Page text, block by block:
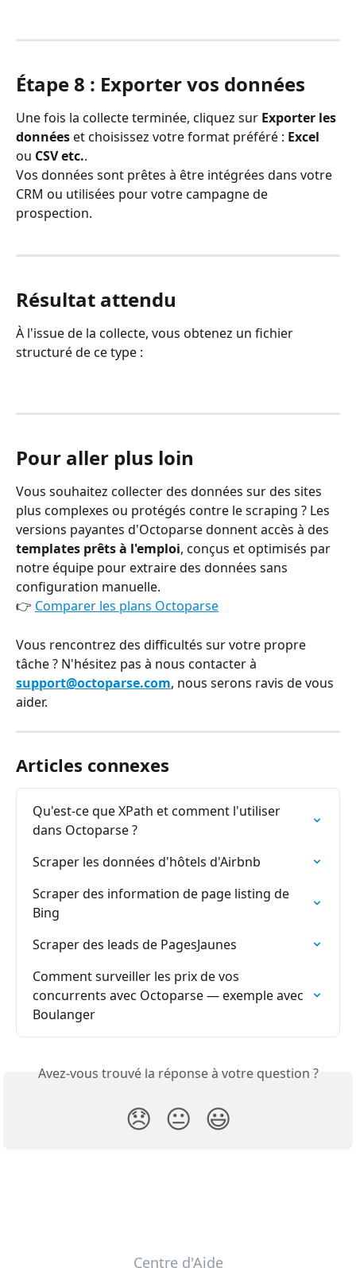
Étape 8 : Exporter vos données
Une fois la collecte terminée, cliquez sur Exporter les
données et choisissez votre format préféré : Excel
ou CSV etc..
Vos données sont prêtes à être intégrées dans votre
CRM ou utilisées pour votre campagne de
prospection.
Résultat attendu
À l'issue de la collecte, vous obtenez un fichier
structuré de ce type :
Pour aller plus loin
Vous souhaitez collecter des données sur des sites
plus complexes ou protégés contre le scraping ? Les
versions payantes d'Octoparse donnent accès à des
templates prêts à l'emploi, conçus et optimisés par
notre équipe pour extraire des données sans
configuration manuelle.
👉 Comparer les plans Octoparse
Vous rencontrez des difficultés sur votre propre
tâche ? N'hésitez pas à nous contacter à
support@octoparse.com, nous serons ravis de vous
aider.
Articles connexes
Qu'est-ce que XPath et comment l'utiliser
dans Octoparse ?
Scraper les données d'hôtels d'Airbnb
Scraper des information de page listing de
Bing
Scraper des leads de PagesJaunes
Comment surveiller les prix de vos
concurrents avec Octoparse — exemple avec
Boulanger
Avez-vous trouvé la réponse à votre question ?
😞 😐 😃
Centre d'Aide